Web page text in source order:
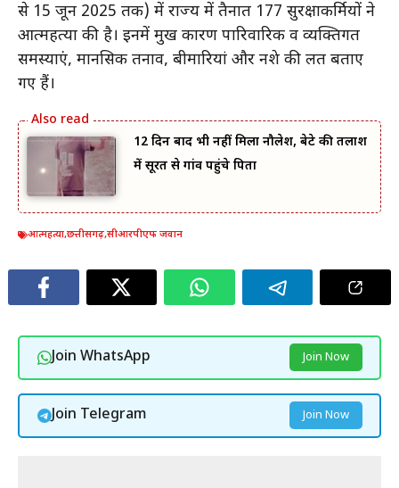
से 15 जून 2025 तक) में राज्य में तैनात 177 सुरक्षाकर्मियों ने
आत्महत्या की है। इनमें प्रमुख कारण पारिवारिक व व्यक्तिगत
समस्याएं, मानसिक तनाव, बीमारियां और नशे की लत बताए
गए हैं।
12 दिन बाद भी नहीं मिला नौलेश, बेटे की तलाश
में सूरत से गांव पहुंचे पिता
आत्महत्या,छत्तीसगढ़,सीआरपीएफ जवान
Join WhatsApp Join Now
Join Telegram Join Now